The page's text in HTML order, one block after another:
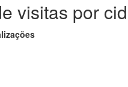
visitas por